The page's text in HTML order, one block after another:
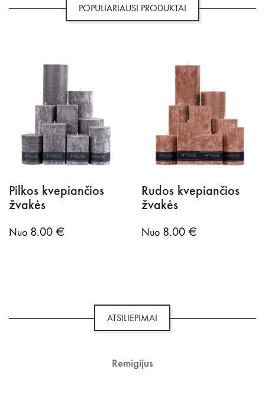
POPULIARIAUSI PRODUKTAI
Pilkos kvepiančios
žvakės
Nuo 8.00 €
Rudos kvepiančios
žvakės
Nuo 8.00 €
ATSILIEPIMAI
Remigijus